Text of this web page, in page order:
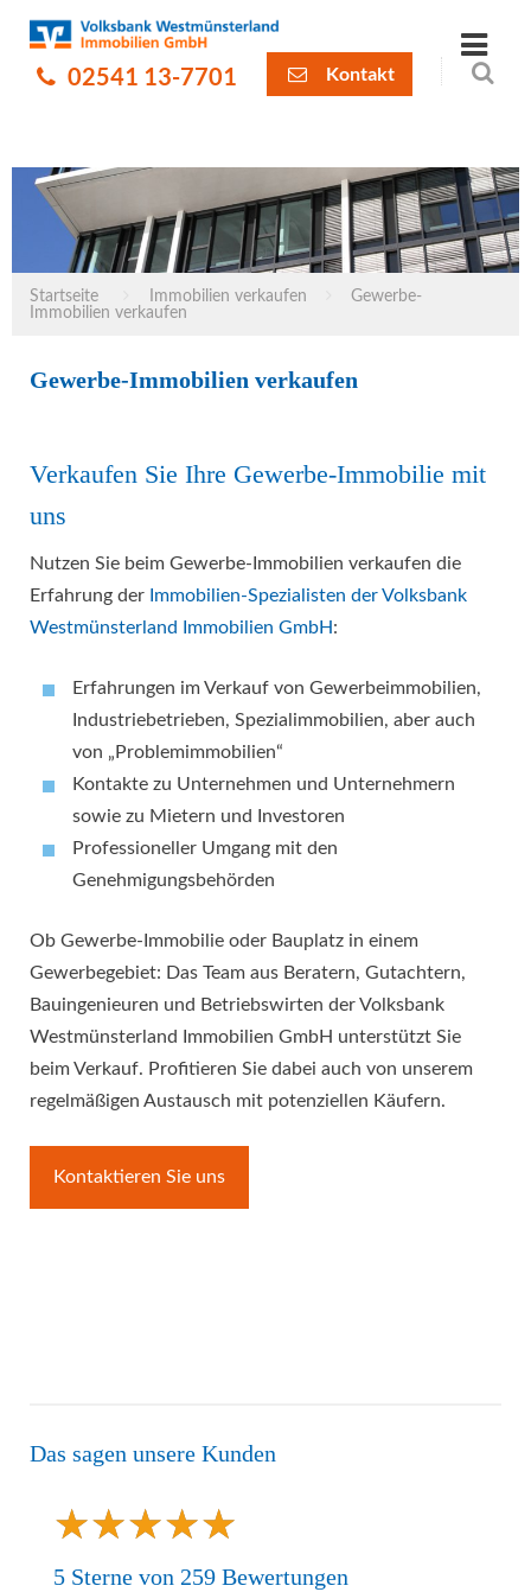
02541 13-7701 Kontakt
Startseite Immobilien verkaufen
Gewerbe-
Immobilien verkaufen
Gewerbe-Immobilien verkaufen
Verkaufen Sie Ihre Gewerbe-Immobilie mit
uns
Nutzen Sie beim Gewerbe-Immobilien verkaufen die
Erfahrung der Immobilien-Spezialisten der Volksbank
Westmünsterland Immobilien GmbH:
Erfahrungen im Verkauf von Gewerbeimmobilien,
Industriebetrieben, Spezialimmobilien, aber auch
von „Problemimmobilien“
Kontakte zu Unternehmen und Unternehmern
sowie zu Mietern und Investoren
Professioneller Umgang mit den
Genehmigungsbehörden
Ob Gewerbe-Immobilie oder Bauplatz in einem
Gewerbegebiet: Das Team aus Beratern, Gutachtern,
Bauingenieuren und Betriebswirten der Volksbank
Westmünsterland Immobilien GmbH unterstützt Sie
beim Verkauf. Profitieren Sie dabei auch von unserem
regelmäßigen Austausch mit potenziellen Käufern.
Kontaktieren Sie uns
Das sagen unsere Kunden
★★★★★
★★★★★
5 Sterne von 259 Bewertungen